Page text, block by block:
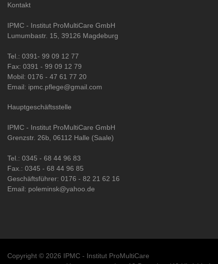
Kontakt
IPMC - Institut ProMultiCare GmbH
Lumumbastr. 15, 39126 Magdeburg
Tel.: 0391- 99 09 12 77
Fax: 0391 - 99 09 12 79
Mobil: 0176 - 47 61 77 20
Email: ipmc.pflege@gmail.com
Hauptgeschäftsstelle
IPMC - Institut ProMultiCare GmbH
Grenzstr. 26b, 06112 Halle (Saale)
Tel.: 0345 - 68 44 96 83
Fax.: 0345 - 68 44 96 85
Geschäftsführer: 0176 - 82 21 62 16
Email: poleminsk@yahoo.de
Copyright © 2026 IPMC - Institut ProMultiCare